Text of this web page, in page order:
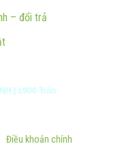
– đổi trả
| 1900 Trần
Điều khoản chính